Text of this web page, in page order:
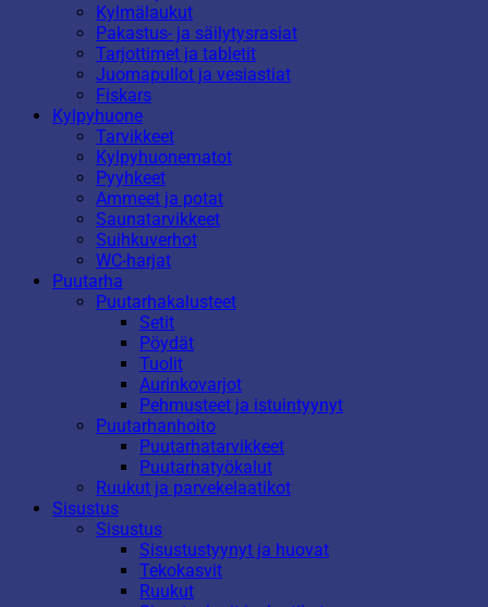
Kylmälaukut
Pakastus- ja säilytysrasiat
Tarjottimet ja tabletit
Juomapullot ja vesiastiat
Fiskars
Kylpyhuone
Tarvikkeet
Kylpyhuonematot
Pyyhkeet
Ammeet ja potat
Saunatarvikkeet
Suihkuverhot
WC-harjat
Puutarha
Puutarhakalusteet
Setit
Pöydät
Tuolit
Aurinkovarjot
Pehmusteet ja istuintyynyt
Puutarhanhoito
Puutarhatarvikkeet
Puutarhatyökalut
Ruukut ja parvekelaatikot
Sisustus
Sisustus
Sisustustyynyt ja huovat
Tekokasvit
Ruukut